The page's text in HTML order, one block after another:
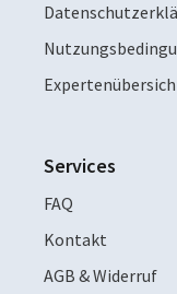
Services
FAQ
Kontakt
AGB & Widerruf